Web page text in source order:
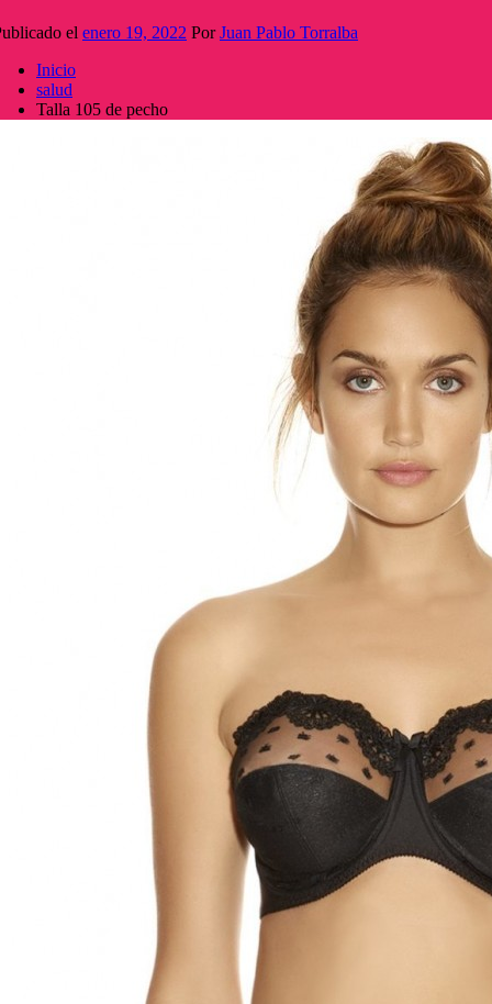
el enero 19, 2022 PorJuan Pablo Torralba
Inicio
salud
Talla 105 de pecho